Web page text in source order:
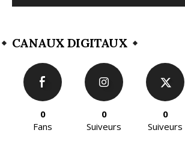
CANAUX DIGITAUX
0
Fans
0
Suiveurs
0
Suiveurs